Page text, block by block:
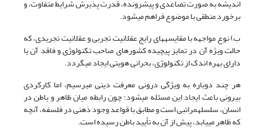
اندیشه به صورت تصاعدی و پیش­رونده، قدرت پذیرش شرایط متفاوت، و
برخورد منطقی با موضوع فراهم می­شود.
ب) نوع مواجهه با مقایسه­های رایج عقلانیت تجربی و عقلانیت تجریدی، که
حالت ویژه آن در تمایز پیچیده کشورهای صاحب تکنولوژی و فاقد آن یا
دارای بهره اندک از تکنولوژی، بحرانی هویتی ایجاد می­گردد.
هر چند دوباره به ویژگی درونی معرفت دینی می­رسیم، اما کارکردی
بیرونی باعث ایجاد این مسئله می­شود؛ چون رابطه میان ظاهر و باطن در
انسان، سلسله­مراتبی است و مطابق با قواعد وجود ذهنی در فلسفه، آن­چه
که ظاهر می­یابد، پیش از آن به تأیید باطن رسیده است.